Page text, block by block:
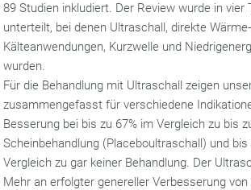
89 Studien inkludiert. Der Review wurde in vier
unterteilt, bei denen Ultraschall, direkte
Kälteanwendungen, Kurzwelle und
wurden.
Für die Behandlung mit Ultraschall zeigen
zusammengefasst für verschiedene
Besserung bei bis zu 67% im Vergleich zu bis
Scheinbehandlung (Placeboultraschall) und bis
Vergleich zu gar keiner Behandlung. Der
Mehr an erfolgter genereller Verbesserung von